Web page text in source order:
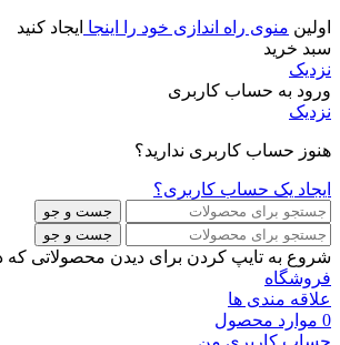
اولین منوی راه اندازی خود را اینجا ایجاد کنید
سبد خرید
نزدیک
ورود به حساب کاربری
نزدیک
هنوز حساب کاربری ندارید؟
ایجاد یک حساب کاربری؟
جست و جو
جست و جو
شروع به تایپ کردن برای دیدن محصولاتی که
فروشگاه
علاقه مندی ها
0 موارد محصول